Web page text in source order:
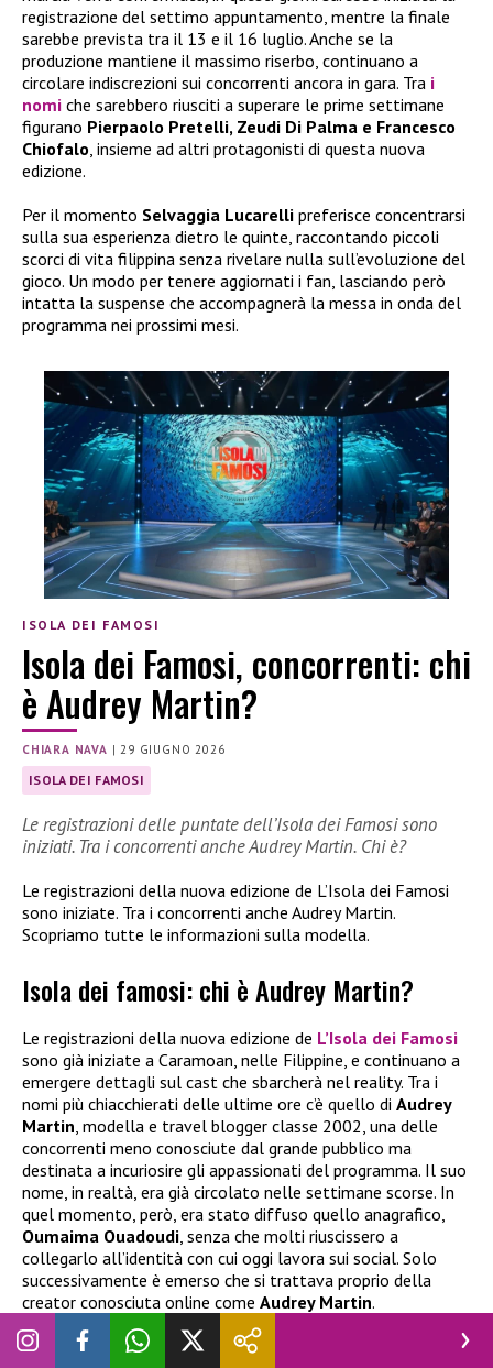
registrazione del settimo appuntamento, mentre la finale
sarebbe prevista tra il 13 e il 16 luglio. Anche se la
produzione mantiene il massimo riserbo, continuano a
circolare indiscrezioni sui concorrenti ancora in gara. Tra i
nomi che sarebbero riusciti a superare le prime settimane
figurano Pierpaolo Pretelli, Zeudi Di Palma e Francesco
Chiofalo, insieme ad altri protagonisti di questa nuova
edizione.
Per il momento Selvaggia Lucarelli preferisce concentrarsi
sulla sua esperienza dietro le quinte, raccontando piccoli
scorci di vita filippina senza rivelare nulla sull’evoluzione del
gioco. Un modo per tenere aggiornati i fan, lasciando però
intatta la suspense che accompagnerà la messa in onda del
programma nei prossimi mesi.
ISOLA DEI FAMOSI
Isola dei Famosi, concorrenti: chi
è Audrey Martin?
CHIARA NAVA |29 GIUGNO 2026
ISOLA DEI FAMOSI
Le registrazioni delle puntate dell’Isola dei Famosi sono
iniziati. Tra i concorrenti anche Audrey Martin. Chi è?
Le registrazioni della nuova edizione de L’Isola dei Famosi
sono iniziate. Tra i concorrenti anche Audrey Martin.
Scopriamo tutte le informazioni sulla modella.
Isola dei famosi: chi è Audrey Martin?
Le registrazioni della nuova edizione de L’Isola dei Famosi
sono già iniziate a Caramoan, nelle Filippine, e continuano a
emergere dettagli sul cast che sbarcherà nel reality. Tra i
nomi più chiacchierati delle ultime ore c’è quello di Audrey
Martin, modella e travel blogger classe 2002, una delle
concorrenti meno conosciute dal grande pubblico ma
destinata a incuriosire gli appassionati del programma. Il suo
nome, in realtà, era già circolato nelle settimane scorse. In
quel momento, però, era stato diffuso quello anagrafico,
Oumaima Ouadoudi, senza che molti riuscissero a
collegarlo all’identità con cui oggi lavora sui social. Solo
successivamente è emerso che si trattava proprio della
creator conosciuta online come Audrey Martin.